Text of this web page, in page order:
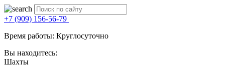
+7 (909) 156-56-79
Время работы: Круглосуточно
Вы находитесь:
Шахты